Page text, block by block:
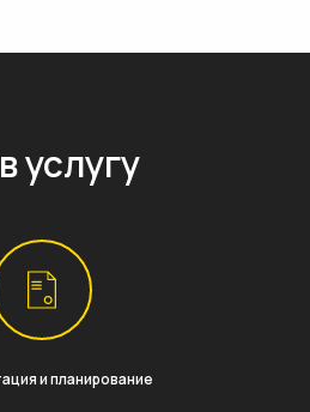
услугу
и планирование